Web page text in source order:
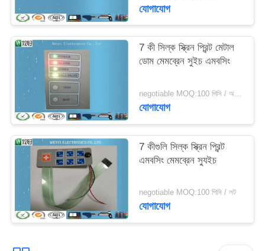
যোগাযোগ
7 কী সিল্ক স্ক্রিন প্রিন্ট মেটাল
ডোম মেমব্রেন সুইচ এমবসিং
negotiable MOQ:100 পিসি / অনেক
যোগাযোগ
7 কীগুলি সিল্ক স্ক্রিন প্রিন্ট
এমবসিং মেমব্রেন স্যুইচ
negotiable MOQ:100 পিসি / লট
যোগাযোগ